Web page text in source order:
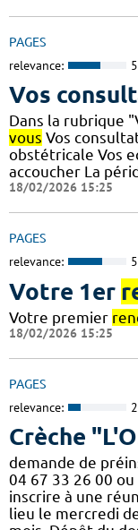
PAGES
relevance:
Vos
Dans la rubrique
vous Vos
obstétricale Vos
accoucher La
18/02/2026 15:25
PAGES
relevance:
Votre 1er
Votre premier
18/02/2026 15:25
PAGES
relevance:
Crèche
demande de
04 67 33 26 00
inscrire à une
lieu le mercredi